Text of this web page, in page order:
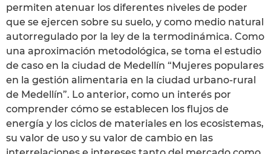
permiten atenuar los diferentes niveles de poder
que se ejercen sobre su suelo, y como medio natural
autorregulado por la ley de la termodinámica. Como
una aproximación metodológica, se toma el estudio
de caso en la ciudad de Medellín “Mujeres populares
en la gestión alimentaria en la ciudad urbano-rural
de Medellín”. Lo anterior, como un interés por
comprender cómo se establecen los flujos de
energía y los ciclos de materiales en los ecosistemas,
su valor de uso y su valor de cambio en las